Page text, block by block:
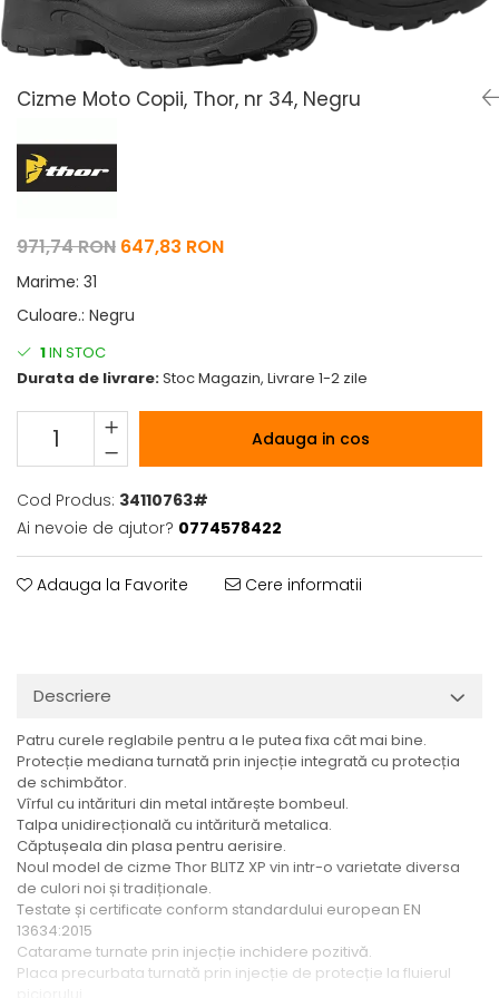
Pelerine de ploaie
Protectii
Tricou / Geci / Termic
Roti/Accesorii
Ambreiaj
Cabluri si Conducte
Uleiuri si Lubrifianti
Filtre
Transmisie
Tuning
Cizme Moto Copii, Thor, nr 34, Negru
971,74 RON 647,83 RON
Marime: 31
Culoare.: Negru
1IN STOC
Durata de livrare:Stoc Magazin, Livrare 1-2 zile
Adauga in cos
Cod Produs: 34110763#
Ai nevoie de ajutor? 0774578422
Adauga la Favorite Cere informatii
Descriere
Patru curele reglabile pentru a le putea fixa cât mai bine.
Protecție mediana turnată prin injecție integrată cu protecția
de schimbător.
Vîrful cu intărituri din metal intărește bombeul.
Talpa unidirecțională cu intăritură metalica.
Căptușeala din plasa pentru aerisire.
Noul model de cizme Thor BLITZ XP vin intr-o varietate diversa
de culori noi și tradiționale.
Testate și certificate conform standardului european EN
13634:2015
Catarame turnate prin injecție inchidere pozitivă.
Placa precurbata turnată prin injecție de protecție la fluierul